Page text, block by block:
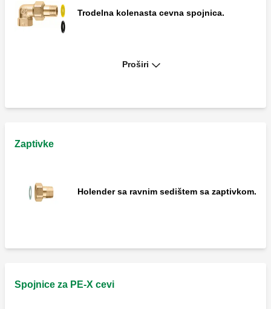
Trodelna kolenasta cevna spojnica.
Proširi
Zaptivke
Holender sa ravnim sedištem sa zaptivkom.
Spojnice za PE-X cevi